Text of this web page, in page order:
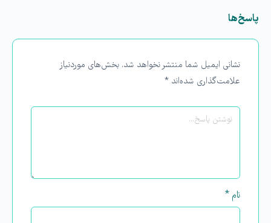
پاسخ‌ها
نشانی ایمیل شما منتشر نخواهد شد. بخش‌های موردنیاز
علامت‌گذاری شده‌اند *
نام *